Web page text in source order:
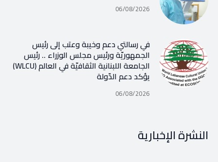
06/08/2026
في رسالتي دعم وخيبة وعتب إلى رئيس
الجمهوريّة ورئيس مجلس الوزراء .. رئيس
الجامعة اللبنانية الثقافيّة في العالم (WLCU)
يؤكد دعم الدّولة
06/08/2026
النشرة الإخبارية